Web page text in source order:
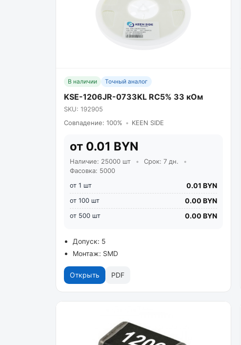
В наличии Точный аналог
KSE-1206JR-0733KL RC5% 33 кОм
SKU: 192905
Совпадение: 100% • KEEN SIDE
от 0.01 BYN
Наличие: 25000 шт • Срок: 7 дн.
•
Фасовка: 5000
от 1 шт
0.01 BYN
от 100 шт 0.00 BYN
от 500 шт 0.00 BYN
Допуск: 5
Монтаж: SMD
Открыть PDF